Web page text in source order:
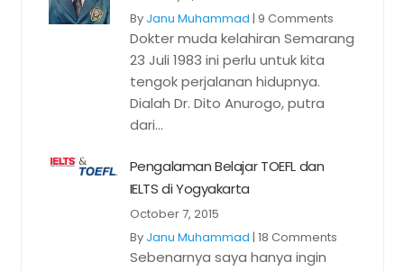
By Janu Muhammad | 9 Comments
Dokter muda kelahiran Semarang
23 Juli 1983 ini perlu untuk kita
tengok perjalanan hidupnya.
Dialah Dr. Dito Anurogo, putra
dari...
Pengalaman Belajar TOEFL dan
IELTS di Yogyakarta
October 7, 2015
By Janu Muhammad | 18 Comments
Sebenarnya saya hanya ingin